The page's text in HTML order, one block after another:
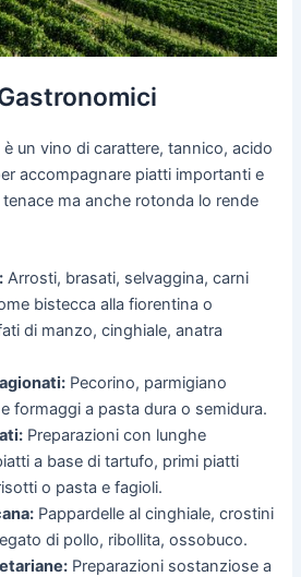
un vino di carattere, tannico, acido
accompagnare piatti importanti e
ma anche rotonda lo rende
Arrosti, brasati, selvaggina, carni
bistecca alla fiorentina o
di manzo, cinghiale, anatra
Pecorino, parmigiano
formaggi a pasta dura o semidura.
Preparazioni con lunghe
a base di tartufo, primi piatti
o pasta e fagioli.
Pappardelle al cinghiale, crostini
di pollo, ribollita, ossobuco.
Preparazioni sostanziose a